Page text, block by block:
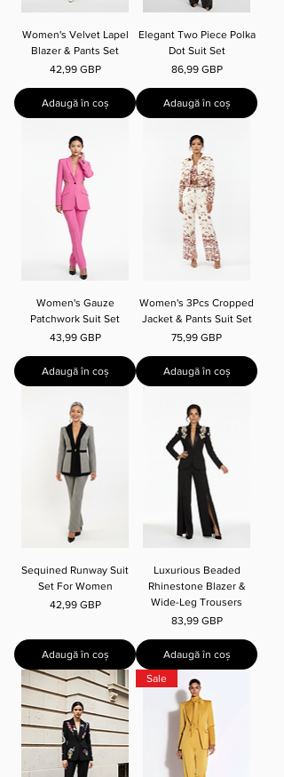
Women's Velvet Lapel
Blazer & Pants Set
Preț
42,99 GBP
Adaugă în coș
Elegant Two Piece Polka
Dot Suit Set
Preț
86,99 GBP
Adaugă în coș
Women's Gauze
Patchwork Suit Set
Preț
43,99 GBP
Adaugă în coș
Women's 3Pcs Cropped
Jacket & Pants Suit Set
Preț
75,99 GBP
Adaugă în coș
Sequined Runway Suit
Set For Women
Preț
42,99 GBP
Adaugă în coș
Luxurious Beaded
Rhinestone Blazer &
Wide-Leg Trousers
Preț
83,99 GBP
Adaugă în coș
Sale